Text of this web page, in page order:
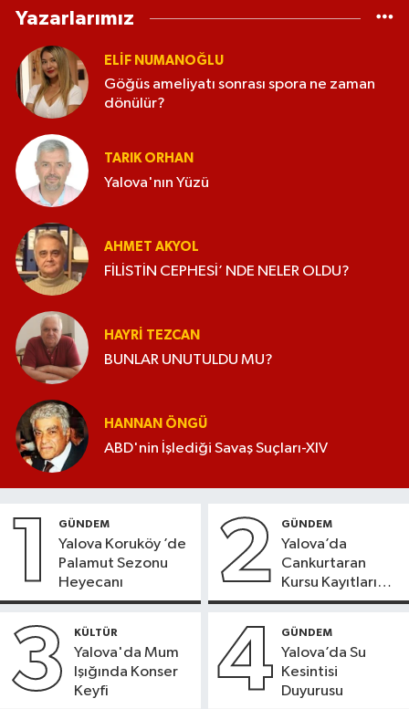
Yazarlarımız
ELİF NUMANOĞLU
Göğüs ameliyatı sonrası spora ne zaman
dönülür?
TARIK ORHAN
Yalova'nın Yüzü
AHMET AKYOL
FİLİSTİN CEPHESİ’ NDE NELER OLDU?
HAYRI TEZCAN
BUNLAR UNUTULDU MU?
HANNAN ÖNGÜ
ABD'nin İşlediği Savaş Suçları-XIV
1 GÜNDEM
Yalova Koruköy ’de
Palamut Sezonu
Heyecanı
2 GÜNDEM
Yalova’da
Cankurtaran
Kursu Kayıtları
Başladı
3 KÜLTÜR
Yalova'da Mum
Işığında Konser
Keyfi
4 GÜNDEM
Yalova’da Su
Kesintisi
Duyurusu